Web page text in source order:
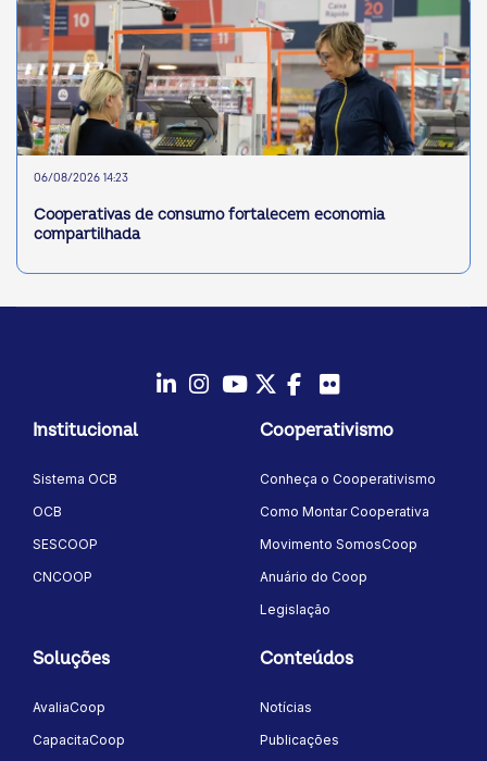
06/08/2026 14:23
Cooperativas de consumo fortalecem economia
compartilhada
Institucional
Sistema OCB
OCB
SESCOOP
CNCOOP
Cooperativismo
Conheça o Cooperativismo
Como Montar Cooperativa
Movimento SomosCoop
Anuário do Coop
Legislação
Soluções
AvaliaCoop
CapacitaCoop
Conteúdos
Notícias
Publicações